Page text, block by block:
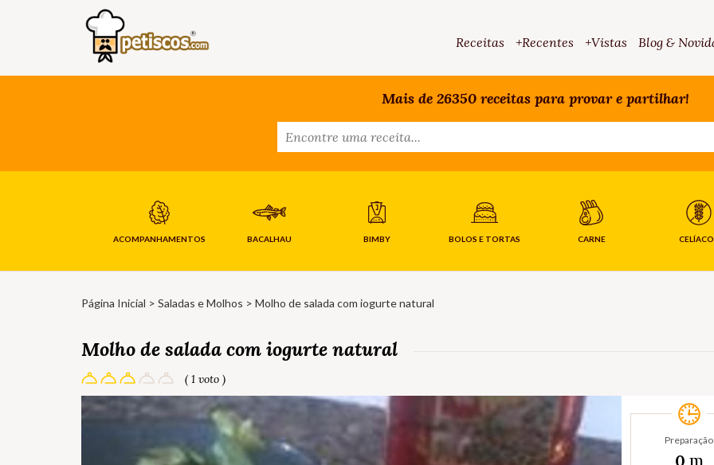
Receitas +Recentes +Vistas Blog &
Mais de 26350 receitas para provar e partilhar!
ACOMPANHAMENTOS BACALHAU BIMBY BOLOS E TORTAS CARNE
Página Inicial > Saladas e Molhos > Molho de salada com iogurte natural
Molho de salada com iogurte natural
( 1 voto )
Preparação
0